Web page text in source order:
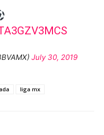
July 30, 2019
liga mx